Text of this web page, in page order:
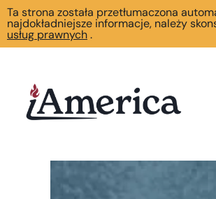
Ta strona została przetłumaczona
najdokładniejsze informacje, należy
usług prawnych.